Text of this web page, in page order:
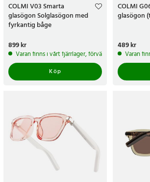
COLMI V03 Smarta
glasögon Solglasögon med
fyrkantig båge
Pris:899 kr
899 kr
Varan finns i vårt fjärrlager, förväntas skickas
Köp
COLMI
glasögon
Pris:489 kr
489 kr
Varan